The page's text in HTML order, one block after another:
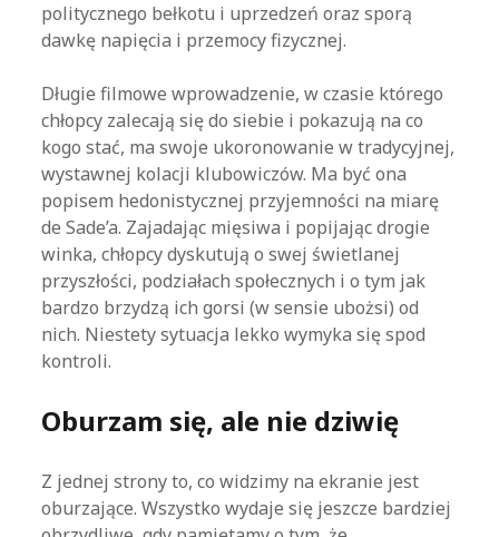
politycznego bełkotu i uprzedzeń oraz sporą
dawkę napięcia i przemocy fizycznej.
Długie filmowe wprowadzenie, w czasie którego
chłopcy zalecają się do siebie i pokazują na co
kogo stać, ma swoje ukoronowanie w tradycyjnej,
wystawnej kolacji klubowiczów. Ma być ona
popisem hedonistycznej przyjemności na miarę
de Sade’a. Zajadając mięsiwa i popijając drogie
winka, chłopcy dyskutują o swej świetlanej
przyszłości, podziałach społecznych i o tym jak
bardzo brzydzą ich gorsi (w sensie ubożsi) od
nich. Niestety sytuacja lekko wymyka się spod
kontroli.
Oburzam się, ale nie dziwię
Z jednej strony to, co widzimy na ekranie jest
oburzające. Wszystko wydaje się jeszcze bardziej